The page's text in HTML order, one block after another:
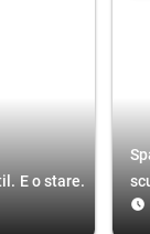
E o stare.
access_time_filled